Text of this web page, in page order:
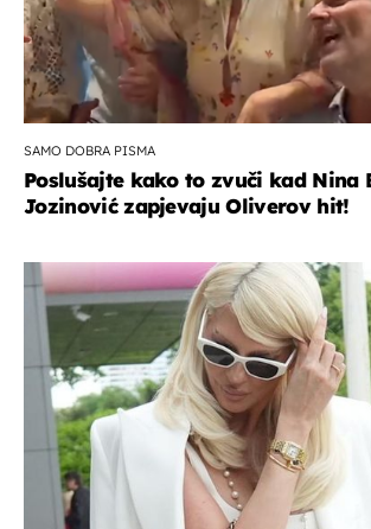
SAMO DOBRA PISMA
Poslušajte kako to zvuči kad Nina
Jozinović zapjevaju Oliverov hit!